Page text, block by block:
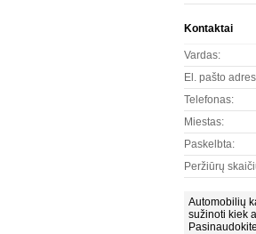
Kontaktai
Vardas:
El. pašto
Telefonas:
Miestas:
Paskelbta:
Peržiūrų
Automobilių
sužinoti kiek